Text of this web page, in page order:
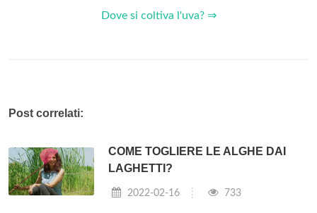
Dove si coltiva l'uva? ⇒
Post correlati:
COME TOGLIERE LE ALGHE DAI
LAGHETTI?
2022-02-16 733